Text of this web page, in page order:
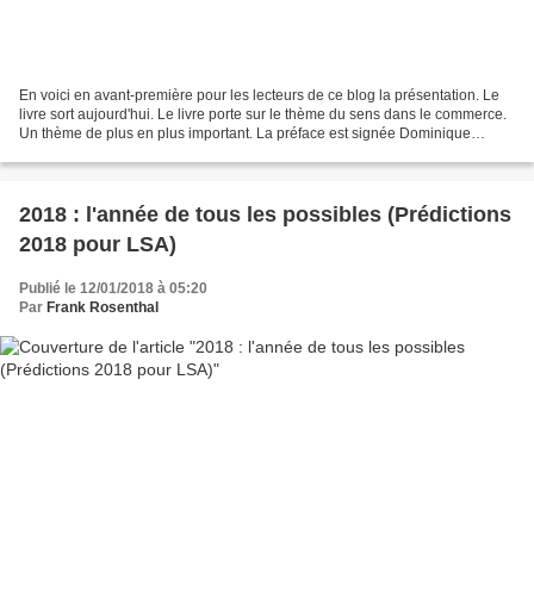
En voici en avant-première pour les lecteurs de ce blog la présentation. Le
livre sort aujourd'hui. Le livre porte sur le thème du sens dans le commerce.
Un thème de plus en plus important. La préface est signée Dominique
2018 : l'année de tous les possibles (Prédictions
2018 pour LSA)
Publié le 12/01/2018 à 05:20
Par Frank Rosenthal